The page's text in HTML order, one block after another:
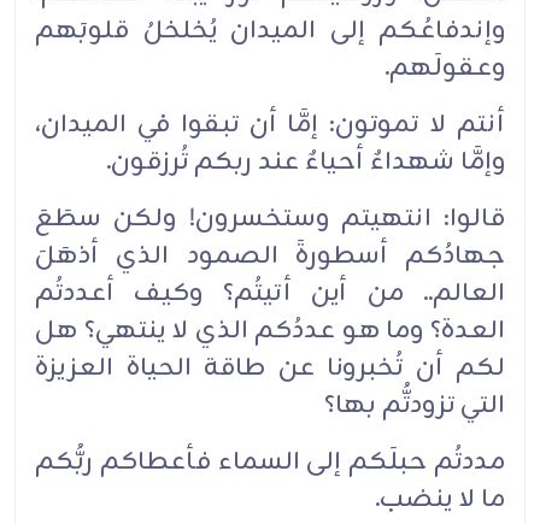
وإندفاعُكم إلى الميدان يُخلخلُ قلوبَهم
وعقولَهم.
أنتم لا تموتون: إمَّا أن تبقوا في الميدان،
وإمَّا شهداءٌ أحياءٌ عند ربكم تُرزقون.
قالوا: انتهيتم وستخسرون! ولكن سطَعَ
جهادُكم أسطورةَ الصمود الذي أذهَلَ
العالم.. من أين أتيتُم؟ وكيف أعددتُم
العدة؟ وما هو عددُكم الذي لا ينتهي؟ هل
لكم أن تُخبرونا عن طاقة الحياة العزيزة
التي تزودتُّم بها؟
مددتُم حبلَكم إلى السماء فأعطاكم ربُّكم
ما لا ينضب.